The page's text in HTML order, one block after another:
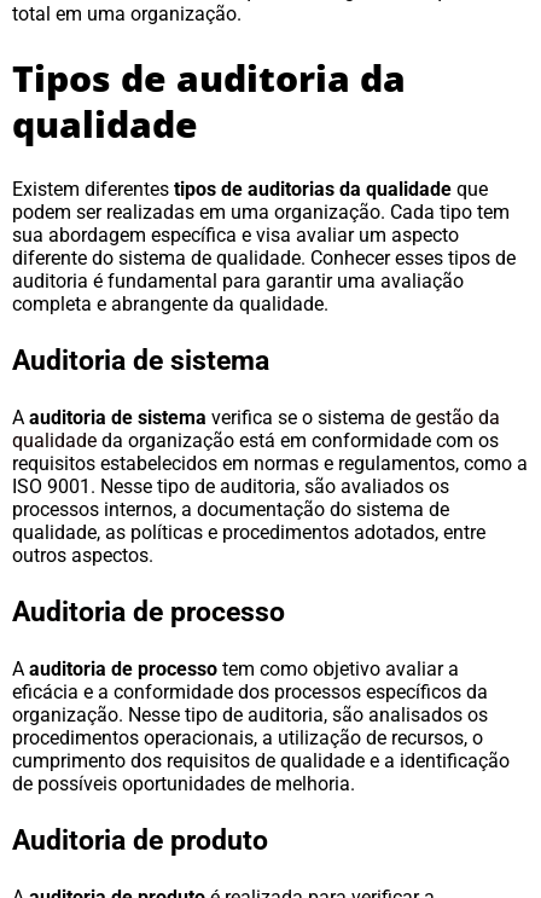
total em uma organização.
Tipos de auditoria da
qualidade
Existem diferentes tipos de auditorias da qualidade que
podem ser realizadas em uma organização. Cada tipo tem
sua abordagem específica e visa avaliar um aspecto
diferente do sistema de qualidade. Conhecer esses tipos de
auditoria é fundamental para garantir uma avaliação
completa e abrangente da qualidade.
Auditoria de sistema
A auditoria de sistema verifica se o sistema de gestão da
qualidade da organização está em conformidade com os
requisitos estabelecidos em normas e regulamentos, como a
ISO 9001. Nesse tipo de auditoria, são avaliados os
processos internos, a documentação do sistema de
qualidade, as políticas e procedimentos adotados, entre
outros aspectos.
Auditoria de processo
A auditoria de processo tem como objetivo avaliar a
eficácia e a conformidade dos processos específicos da
organização. Nesse tipo de auditoria, são analisados os
procedimentos operacionais, a utilização de recursos, o
cumprimento dos requisitos de qualidade e a identificação
de possíveis oportunidades de melhoria.
Auditoria de produto